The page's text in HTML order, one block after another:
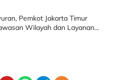
Pemkot Jakarta Timur
Wilayah dan Layanan